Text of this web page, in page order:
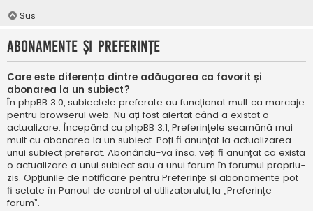
Sus
Abonamente și Preferințe
Care este diferența dintre adăugarea ca favorit și
abonarea la un subiect?
În phpBB 3.0, subiectele preferate au funcționat mult ca marcaje
pentru browserul web. Nu ați fost alertat când a existat o
actualizare. Începând cu phpBB 3.1, Preferințele seamănă mai
mult cu abonarea la un subiect. Poți fi anunțat la actualizarea
unui subiect preferat. Abonându-vă însă, veți fi anunțat că există
o actualizare a unui subiect sau a unui forum în forumul propriu-
zis. Opțiunile de notificare pentru Preferințe și abonamente pot
fi setate în Panoul de control al utilizatorului, la „Preferințe
forum”.